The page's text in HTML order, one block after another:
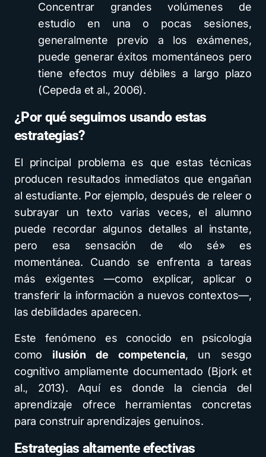
Concentrar grandes volúmenes de
estudio en una o pocas sesiones,
generalmente previo a los exámenes,
puede generar éxitos momentáneos pero
tiene efectos muy débiles a largo plazo
(Cepeda et al., 2006).
¿Por qué seguimos usando estas
estrategias?
El principal problema es que estas técnicas
producen resultados inmediatos que engañan
al estudiante. Por ejemplo, después de releer o
subrayar un texto varias veces, el alumno
puede recordar algunos detalles al instante,
pero esa sensación de «lo sé» es
momentánea. Cuando se enfrenta a tareas
más exigentes —como explicar, aplicar o
transferir la información a nuevos contextos—,
las debilidades aparecen.
Este fenómeno es conocido en psicología
como ilusión de competencia, un sesgo
cognitivo ampliamente documentado (Bjork et
al., 2013). Aquí es donde la ciencia del
aprendizaje ofrece herramientas concretas
para construir aprendizajes genuinos.
Estrategias altamente efectivas